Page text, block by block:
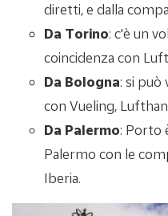
diretti, e dalla
Da Torino: c'è un
coincidenza con
Da Bologna: si può
con Vueling,
Da Palermo: Porto
Palermo con le
Iberia.